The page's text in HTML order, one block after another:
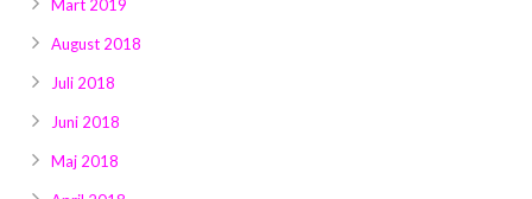
Mart 2019
August 2018
Juli 2018
Juni 2018
Maj 2018